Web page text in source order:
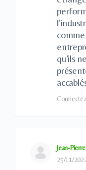
qu’ils
Jean-
25/11/